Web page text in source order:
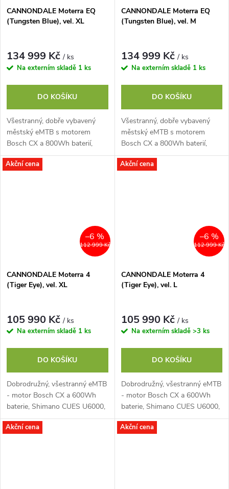
CANNONDALE Moterra EQ
(Tungsten Blue), vel. XL
134 999 Kč/ ks
Na externím skladě 1 ks
DO KOŠÍKU
Všestranný, dobře vybavený
městský eMTB s motorem
Bosch CX a 800Wh baterií,
Shimano CUES U6000,
vzduchovým odpružením SR
CANNONDALE Moterra EQ
(Tungsten Blue), vel. M
134 999 Kč/ ks
Na externím skladě 1 ks
DO KOŠÍKU
Všestranný, dobře vybavený
městský eMTB s motorem
Bosch CX a 800Wh baterií,
Shimano CUES U6000,
vzduchovým odpružením SR
Akční cena
112 999 Kč
–6 %
CANNONDALE Moterra 4
(Tiger Eye), vel. XL
105 990 Kč/ ks
Na externím skladě 1 ks
DO KOŠÍKU
Dobrodružný, všestranný eMTB
- motor Bosch CX a 600Wh
baterie, Shimano CUES U6000,
vidlice SR Suntour Zeron 36-X
Akční cena
112 999 Kč
–6 %
CANNONDALE Moterra 4
(Tiger Eye), vel. L
105 990 Kč/ ks
Na externím skladě >3 ks
DO KOŠÍKU
Dobrodružný, všestranný eMTB
- motor Bosch CX a 600Wh
baterie, Shimano CUES U6000,
vidlice SR Suntour Zeron 36-X
Akční cena Akční cena